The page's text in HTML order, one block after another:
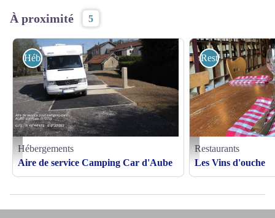
À proximité 5
Aire-de-services-campings-car-aube - © Mairie Aube
Hébergements
Hébergements
Aire de service Camping Car d'Aube
vins d'ouche - vins d'ouche
Restaurants
Restaurants
Les Vins d'ouche